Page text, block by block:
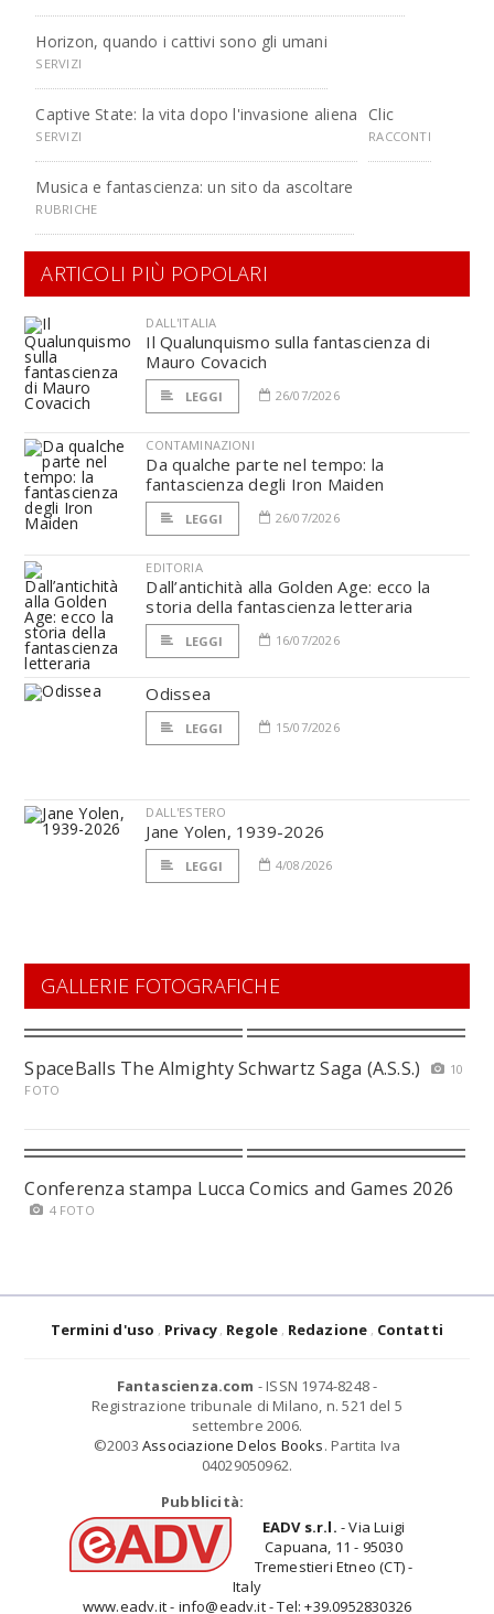
Horizon, quando i cattivi sono gli umani
SERVIZI
Captive State: la vita dopo l'invasione aliena
SERVIZI
Clic
RACCONTI
Musica e fantascienza: un sito da ascoltare
RUBRICHE
ARTICOLI PIÙ POPOLARI
DALL'ITALIA
Il Qualunquismo sulla fantascienza di
Mauro Covacich
LEGGI 26/07/2026
CONTAMINAZIONI
Da qualche parte nel tempo: la
fantascienza degli Iron Maiden
LEGGI 26/07/2026
EDITORIA
Dall’antichità alla Golden Age: ecco la
storia della fantascienza letteraria
LEGGI 16/07/2026
Odissea
LEGGI 15/07/2026
DALL'ESTERO
Jane Yolen, 1939-2026
LEGGI 4/08/2026
GALLERIE FOTOGRAFICHE
SpaceBalls The Almighty Schwartz Saga (A.S.S.)
10
FOTO
Conferenza stampa Lucca Comics and Games 2026
4 FOTO
Termini d'uso Privacy Regole Redazione Contatti
Fantascienza.com - ISSN 1974-8248 -
Registrazione tribunale di Milano, n. 521 del 5
settembre 2006.
©2003 Associazione Delos Books. Partita Iva
04029050962.
Pubblicità:
EADV s.r.l. - Via Luigi
Capuana, 11 - 95030
Tremestieri Etneo (CT) -
Italy
www.eadv.it - info@eadv.it - Tel: +39.0952830326